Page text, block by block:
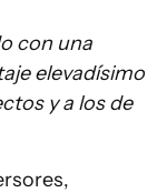
con una
elevadísimo
y a los de